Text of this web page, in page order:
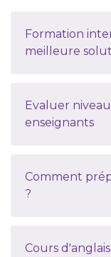
Formation
meilleure
Evaluer
enseignants
Comment
?
Cours